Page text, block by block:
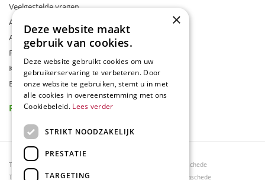
Veelgestelde vragen
Algemene voorwaarden
Assortiment
Folder
Klantenkaart
Blog
Reviews
Tuincentrum Borghuis
Tuinmeubels
Tuinmeubels Enschede
Tuinmeubelen Enschede
×
Deze website maakt
gebruik van cookies.
Deze website gebruikt cookies om uw
gebruikerservaring te verbeteren. Door
onze website te gebruiken, stemt u in met
alle cookies in overeenstemming met ons
Cookiebeleid. Lees verder
STRIKT NOODZAKELIJK
PRESTATIE
TARGETING